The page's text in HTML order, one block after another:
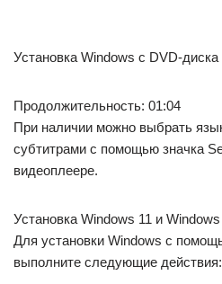
Установка Windows с DVD-
Продолжительность: 01:04
При наличии можно выбрать
субтитрами с помощью значка
видеоплеере.
Установка Windows 11 и
Для установки Windows с
выполните следующие действия: